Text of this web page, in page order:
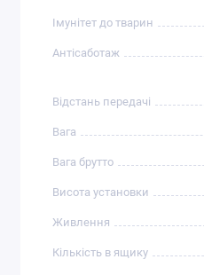
Імунітет до тварин
Антісаботаж
Відстань передачі
Вага
Вага брутто
Висота установки
Живлення
Кількість в ящику